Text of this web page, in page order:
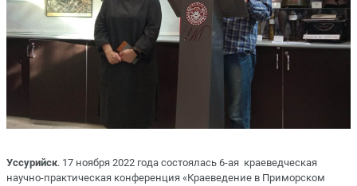
Уссурийск. 17 ноября 2022 года состоялась 6-ая краеведческая
научно-практическая конференция «Краеведение в Приморском